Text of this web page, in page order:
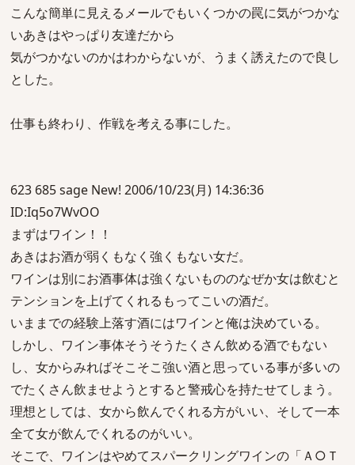
こんな簡単に見えるメールでもいくつかの罠に気がつかな
いあきはやっぱり友達だから
気がつかないのかはわからないが、うまく誘えたので良し
とした。
仕事も終わり、作戦を考える事にした。
623 685 sage New! 2006/10/23(月) 14:36:36
ID:Iq5o7WvOO
まずはワイン！！
あきはお酒が弱くもなく強くもない女だ。
ワインは別にお酒事体は強くないもののなぜか女は飲むと
テンションを上げてくれるもってこいの酒だ。
いままでの経験上落す酒にはワインと俺は決めている。
しかし、ワイン事体そうそうたくさん飲める酒でもない
し、女からみればそこそこ強い酒と思っている事が多いの
でたくさん飲ませようとすると警戒心を持たせてしまう。
理想としては、女から飲んでくれる方がいい、そして一本
全て女が飲んでくれるのがいい。
そこで、ワインはやめてスパークリングワインの「Ａ○Ｔ